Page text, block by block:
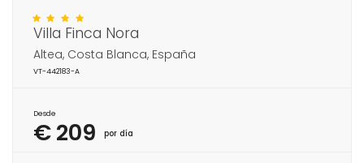
Villa Finca Nora
Altea, Costa Blanca, España
VT-442183-A
Desde
€ 209 por día